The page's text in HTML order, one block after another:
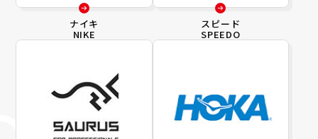
ナイキ
NIKE
スピード
SPEEDO